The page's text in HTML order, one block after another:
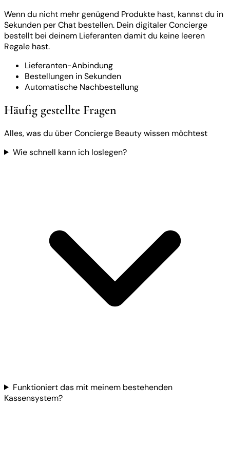
Wenn du nicht mehr genügend Produkte hast, kannst du in
Sekunden per Chat bestellen. Dein digitaler Concierge
bestellt bei deinem Lieferanten damit du keine leeren
Regale hast.
Lieferanten-Anbindung
Bestellungen in Sekunden
Automatische Nachbestellung
Häufig gestellte Fragen
Alles, was du über Concierge Beauty wissen möchtest
Wie schnell kann ich loslegen?
Funktioniert das mit meinem bestehenden
Kassensystem?